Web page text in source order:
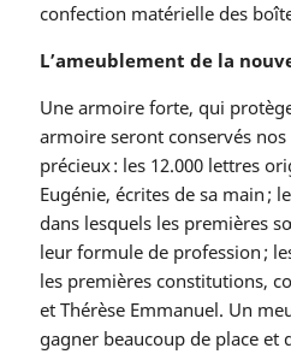
confection matérielle des
L’ameublement de la
Une armoire forte, qui
armoire seront conservés
précieux : les 12.000 lettres
Eugénie, écrites de sa main ;
dans lesquels les premières
leur formule de profession ;
les premières constitutions,
et Thérèse Emmanuel. Un
gagner beaucoup de place et